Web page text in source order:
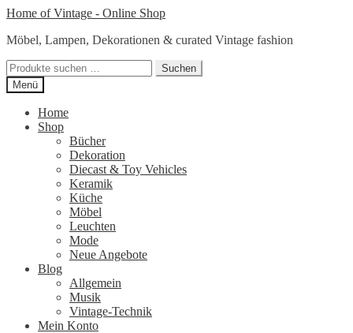
Zur
springen
Zum
springen
Home of Vintage - Online Shop
Möbel, Lampen, Dekorationen & curated Vintage fashion
Suchen
nach:
Suchen
Menü
Home
Shop
Bücher
Dekoration
Diecast & Toy Vehicles
Keramik
Küche
Möbel
Leuchten
Mode
Neue Angebote
Blog
Allgemein
Musik
Vintage-Technik
Mein Konto